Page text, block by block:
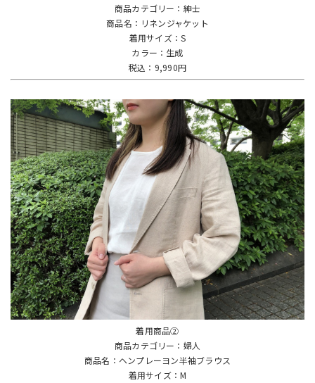
商品カテゴリー：紳士
商品名：リネンジャケット
着用サイズ：S
カラー：生成
税込：9,990円
着用商品②
商品カテゴリー：婦人
商品名：ヘンプレーヨン半袖ブラウス
着用サイズ：M